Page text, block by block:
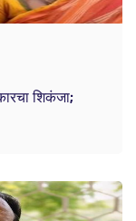
शिकंजा;